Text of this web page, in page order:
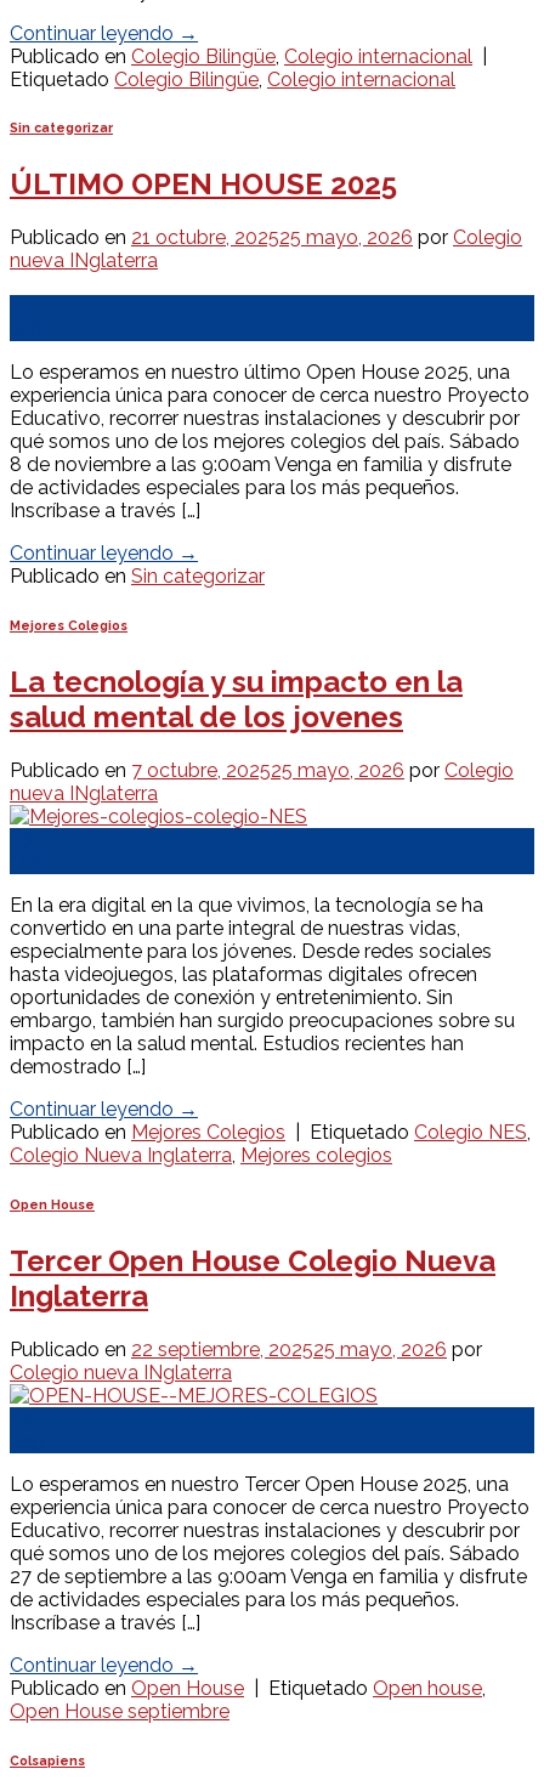
Continuar leyendo →
Publicado en Colegio Bilingüe Colegio internacional
Etiquetado Colegio Bilingüe Colegio internacional
Sin categorizar
ÚLTIMO OPEN HOUSE 2025
Publicado en 21 octubre, 202525 mayo, 2026 por Colegio
nueva INglaterra
Lo esperamos en nuestro último Open House 2025, una
experiencia única para conocer de cerca nuestro Proyecto
Educativo, recorrer nuestras instalaciones y descubrir por
qué somos uno de los mejores colegios del país. Sábado
8 de noviembre a las 9:00am Venga en familia y disfrute
de actividades especiales para los más pequeños.
Inscríbase a través […]
Continuar leyendo →
Publicado en Sin categorizar
Mejores Colegios
La tecnología y su impacto en la
salud mental de los jovenes
Publicado en 7 octubre, 202525 mayo, 2026 por Colegio
nueva INglaterra
En la era digital en la que vivimos, la tecnología se ha
convertido en una parte integral de nuestras vidas,
especialmente para los jóvenes. Desde redes sociales
hasta videojuegos, las plataformas digitales ofrecen
oportunidades de conexión y entretenimiento. Sin
embargo, también han surgido preocupaciones sobre su
impacto en la salud mental. Estudios recientes han
demostrado […]
Continuar leyendo →
Publicado en Mejores Colegios Etiquetado Colegio NES,
Colegio Nueva Inglaterra, Mejores colegios
Open House
Tercer Open House Colegio Nueva
Inglaterra
Publicado en 22 septiembre, 202525 mayo, 2026 por
Colegio nueva INglaterra
Lo esperamos en nuestro Tercer Open House 2025, una
experiencia única para conocer de cerca nuestro Proyecto
Educativo, recorrer nuestras instalaciones y descubrir por
qué somos uno de los mejores colegios del país. Sábado
27 de septiembre a las 9:00am Venga en familia y disfrute
de actividades especiales para los más pequeños.
Inscríbase a través […]
Continuar leyendo →
Publicado en Open House Etiquetado Open house,
Open House septiembre
Colsapiens